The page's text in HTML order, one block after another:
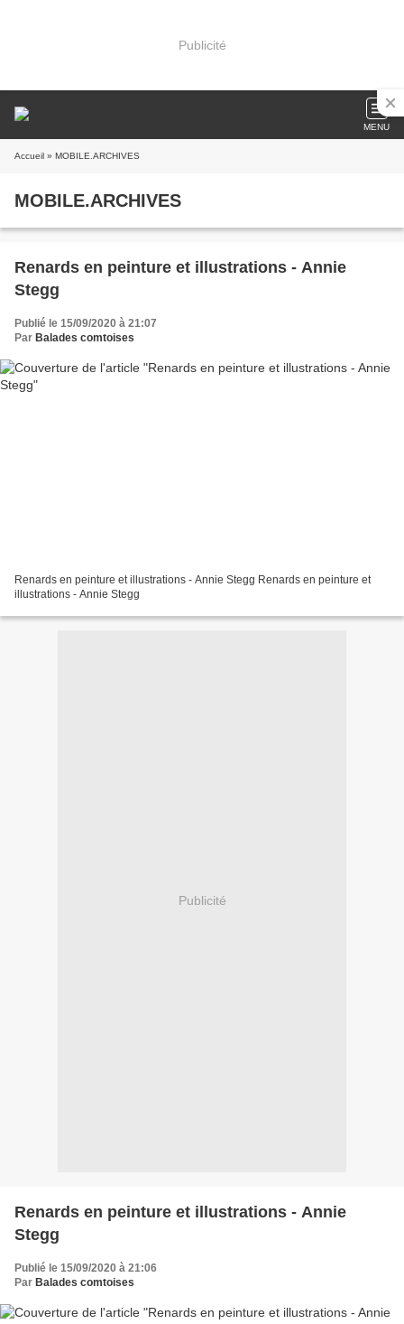
Publicité
MENU
Accueil » MOBILE.ARCHIVES
MOBILE.ARCHIVES
Renards en peinture et illustrations - Annie
Stegg
Publié le 15/09/2020 à 21:07
Par Balades comtoises
Renards en peinture et illustrations - Annie Stegg Renards en peinture et
illustrations - Annie Stegg
Publicité
Renards en peinture et illustrations - Annie
Stegg
Publié le 15/09/2020 à 21:06
Par Balades comtoises